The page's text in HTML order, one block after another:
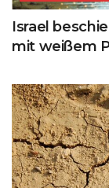
Israel
mit weißem